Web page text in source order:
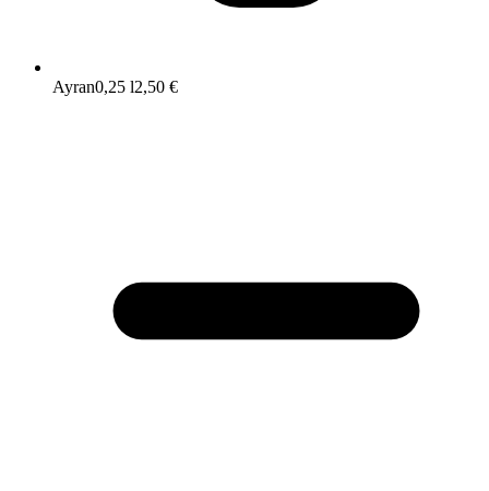
Ayran0,25 l2,50 €